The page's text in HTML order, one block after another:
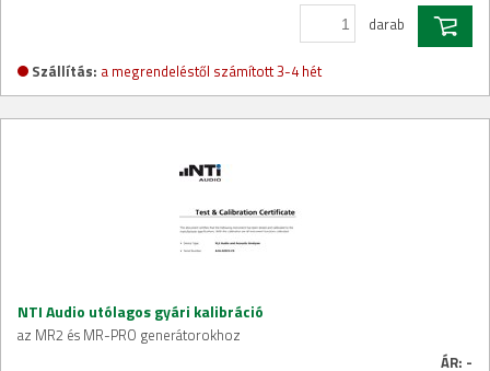
darab
Szállítás: a megrendeléstől számított 3-4 hét
NTI Audio utólagos gyári kalibráció
az MR2 és MR-PRO generátorokhoz
ÁR: -